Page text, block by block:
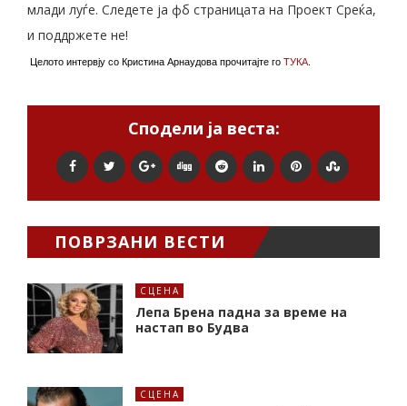
млади луѓе. Следете ја фб страницата на Проект Среќа,
и поддржете не!
Целото интервју со Кристина Арнаудова прочитајте го ТУКА
Сподели ја веста:
ПОВРЗАНИ ВЕСТИ
СЦЕНА
Лепа Брена падна за време на
настап во Будва
СЦЕНА